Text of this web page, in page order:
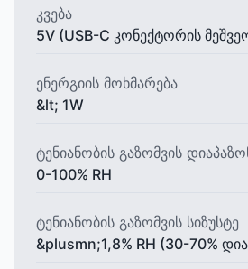
კვება
5V (USB-C კონექტორის
ენერგიის მოხმარება
&lt; 1W
ტენიანობის გაზომვის
0-100% RH
ტენიანობის გაზომვის სიზუსტე
&plusmn;1,8% RH (30-70%